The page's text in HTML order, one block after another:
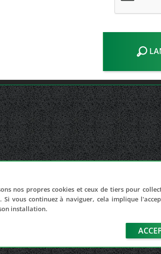
nos propres cookies et ceux de tiers pour
Si vous continuez à naviguer, cela implique
installation.